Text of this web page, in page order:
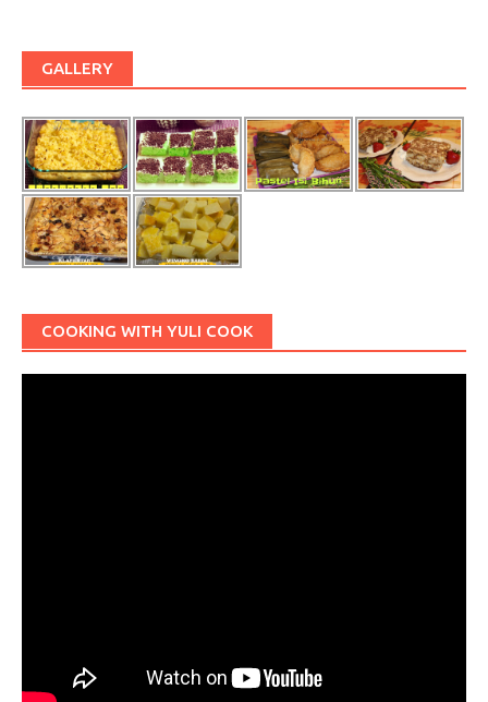
GALLERY
COOKING WITH YULI COOK